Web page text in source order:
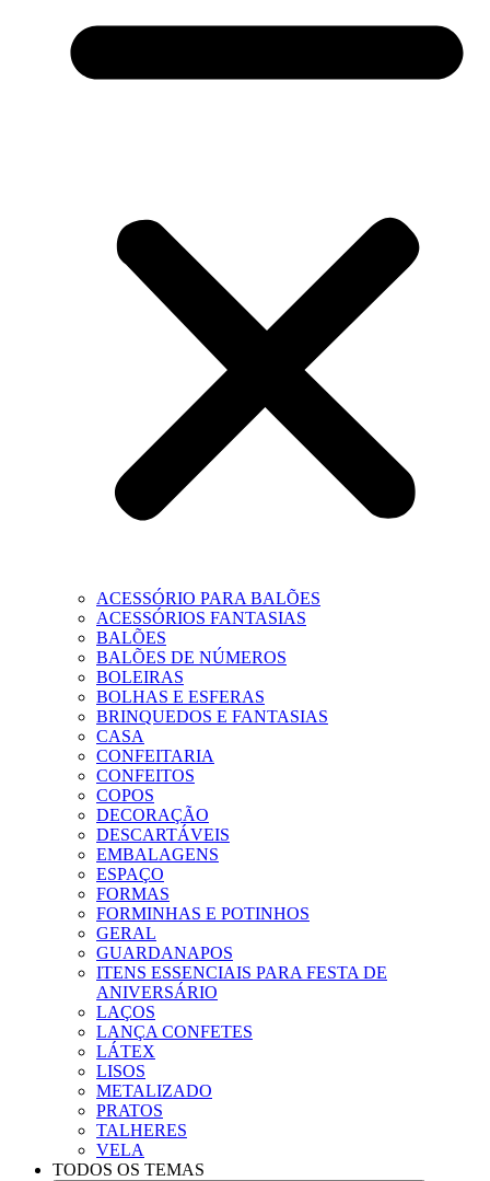
ACESSÓRIO PARA BALÕES
ACESSÓRIOS FANTASIAS
BALÕES
BALÕES DE NÚMEROS
BOLEIRAS
BOLHAS E ESFERAS
BRINQUEDOS E FANTASIAS
CASA
CONFEITARIA
CONFEITOS
COPOS
DECORAÇÃO
DESCARTÁVEIS
EMBALAGENS
ESPAÇO
FORMAS
FORMINHAS E POTINHOS
GERAL
GUARDANAPOS
ITENS ESSENCIAIS PARA FESTA DE
ANIVERSÁRIO
LAÇOS
LANÇA CONFETES
LÁTEX
LISOS
METALIZADO
PRATOS
TALHERES
VELA
TODOS OS TEMAS